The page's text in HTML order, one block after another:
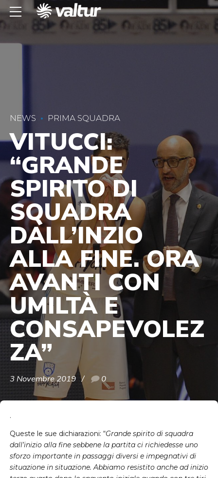
NEWS PRIMA SQUADRA
VITUCCI:
“GRANDE
SPIRITO DI
SQUADRA
DALL’INZIO
ALLA FINE. ORA
AVANTI CON
UMILTÀ E
CONSAPEVOLEZ
ZA”
3 Novembre 2019 0
.
Queste le sue dichiarazioni: “Grande spirito di squadra
dall’inizio alla fine sebbene la partita ci richiedesse uno
sforzo importante in passaggi diversi e impegnativi di
situazione in situazione. Abbiamo resistito anche ad inizio